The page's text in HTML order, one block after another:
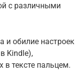
с различными
и обилие настроек
Kindle),
в тексте пальцем.